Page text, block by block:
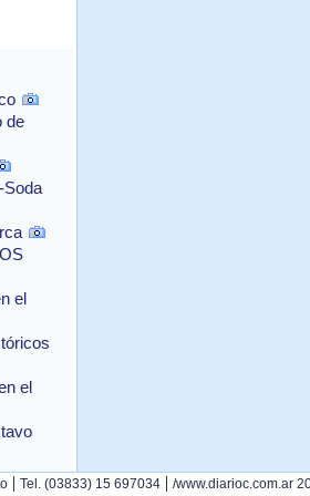
de
Soda
el
el
| Tel. (03833) 15 697034 | /www.diarioc.com.ar